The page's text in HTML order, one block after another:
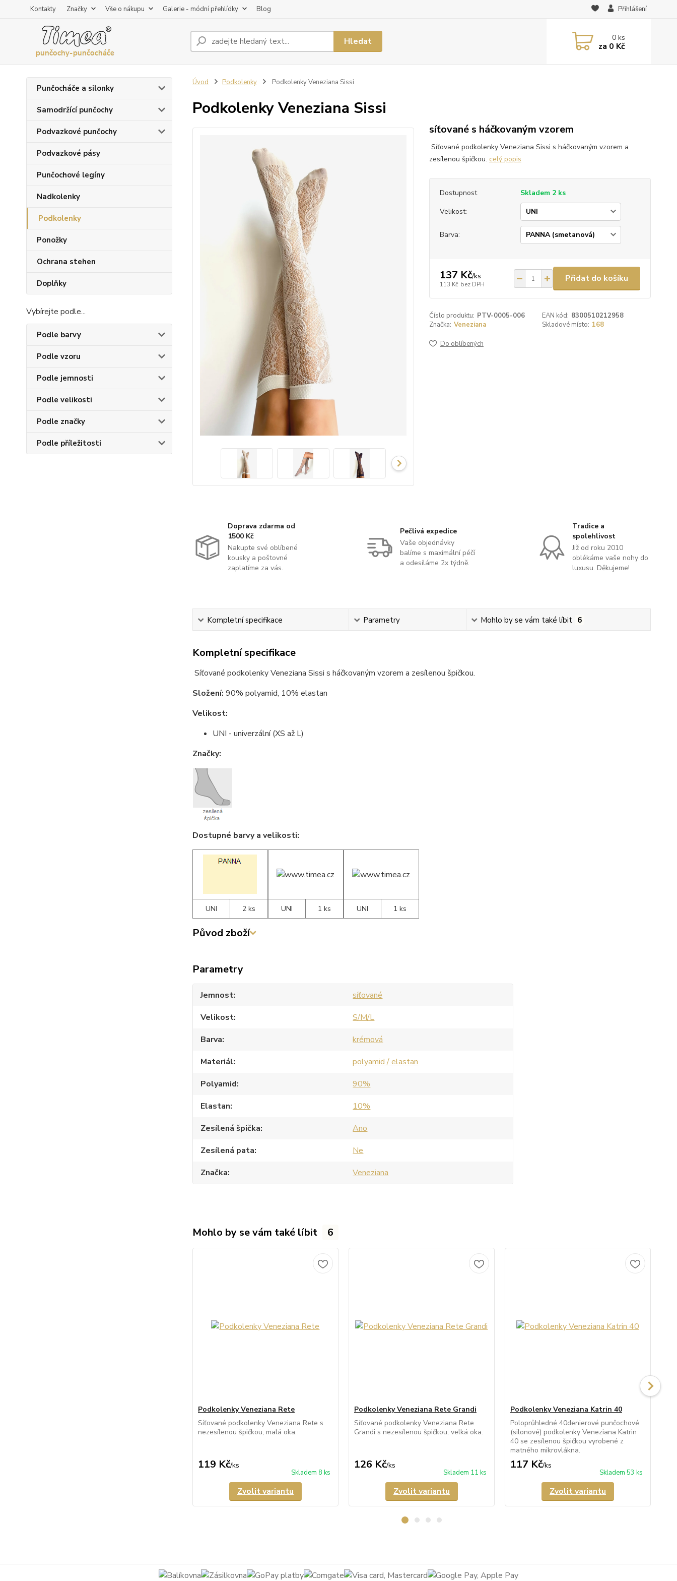
Kontakty Značky Vše o nákupu Galerie - módní přehlídky Blog Přihlášení
Hledat 0ks
za 0 Kč
Punčocháče a silonky
Samodržící punčochy
Podvazkové punčochy
Podvazkové pásy
Punčochové legíny
Nadkolenky
Podkolenky
Ponožky
Ochrana stehen
Doplňky
Vybírejte podle...
Podle barvy
Podle vzoru
Podle jemnosti
Podle velikosti
Podle značky
Podle příležitosti
Úvod Podkolenky Podkolenky Veneziana Sissi
Podkolenky Veneziana Sissi
síťované s háčkovaným vzorem
Síťované podkolenky Veneziana Sissi s háčkovaným vzorem a
zesílenou špičkou. celý popis
Dostupnost
Skladem 2 ks
Velikost:
Barva:
137 Kč/ks
113 Kč bez DPH
Přidat do košíku
Číslo produktu: PTV-0005-006 EAN kód: 8300510212958
Značka: Veneziana Skladové místo: 168
Do oblíbených
Doprava zdarma od
1500 Kč
Nakupte své oblíbené
kousky a poštovné
zaplatíme za vás.
Pečlivá expedice
Vaše objednávky
balíme s maximální péčí
a odesíláme 2x týdně.
Tradice a
spolehlivost
Již od roku 2010
oblékáme vaše nohy do
luxusu. Děkujeme!
Kompletní specifikace Parametry Mohlo by se vám také líbit 6
Kompletní specifikace
Síťované podkolenky Veneziana Sissi s háčkovaným vzorem a zesílenou špičkou.
Složení: 90% polyamid, 10% elastan
Velikost:
UNI - univerzální (XS až L)
Značky:
Dostupné barvy a velikosti:
UNI 2 ks UNI 1 ks UNI 1 ks
Původ zboží
Parametry
Jemnost
síťované
Velikost
S/M/L
Barva
krémová
Materiál
polyamid / elastan
Polyamid
90%
Elastan
10%
Zesílená špička
Ano
Zesílená pata
Ne
Značka
Veneziana
Mohlo by se vám také líbit 6
Podkolenky Veneziana Rete
Síťované podkolenky Veneziana Rete s
nezesílenou špičkou, malá oka.
119 Kč/ks
Skladem 8 ks
Zvolit variantu
Podkolenky Veneziana Rete Grandi
Síťované podkolenky Veneziana Rete
Grandi s nezesílenou špičkou, velká oka.
126 Kč/ks
Skladem 11 ks
Zvolit variantu
Podkolenky Veneziana Katrin 40
Poloprůhledné 40denierové punčochové
(silonové) podkolenky Veneziana Katrin
40 se zesílenou špičkou vyrobené z
matného mikrovlákna.
117 Kč/ks
Skladem 53 ks
Zvolit variantu